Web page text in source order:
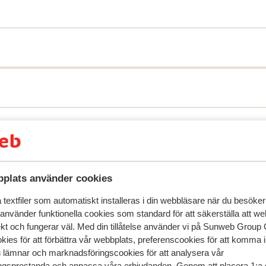
använder cookies
textfiler som automatiskt installeras i din webbläsare när du
funktionella cookies som standard för att säkerställa att
och fungerar väl. Med din tillåtelse använder vi på Sunweb Group
för att förbättra vår webbplats, preferenscookies för att komma
lämnar och marknadsföringscookies för att analysera vår
deras upplevelser av vår produkt.
9.4 Fantastisk
21 mars
We had a great trip through Sunweb. Free shuttle
buses through the resorts took us right to the
driveway of the Roseland accommodation (Arc
1800 bus and then Arc 1800 Charvet -> Chantel bus).
We had a great trip through Sunweb. Free shuttle
buses through the resorts took us right to the
driveway of the Roseland accommodation (Arc
1800 bus and then Arc 1800 Charvet -> Chantel bus).